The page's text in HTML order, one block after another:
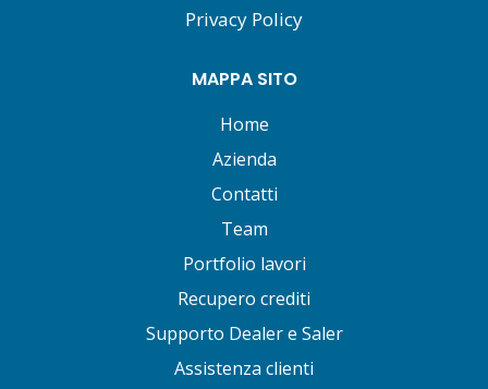
Privacy Policy
MAPPA SITO
Home
Azienda
Contatti
Team
Portfolio lavori
Recupero crediti
Supporto Dealer e Saler
Assistenza clienti